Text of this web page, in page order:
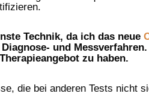
Technik, da ich das neue
und
zu haben.
die bei anderen Tests nicht